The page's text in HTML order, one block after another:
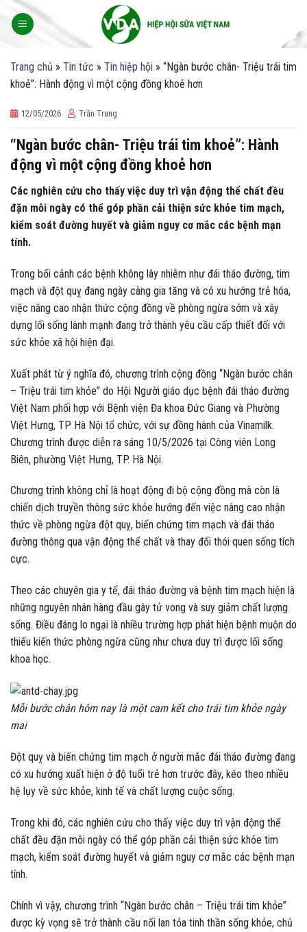
Trang chủ » Tin tức » Tin hiệp hội » “Ngàn bước chân- Triệu trái tim
khoẻ”: Hành động vì một cộng đồng khoẻ hơn
12/05/2026 Trần Trung
“Ngàn bước chân- Triệu trái tim khoẻ”: Hành
động vì một cộng đồng khoẻ hơn
Các nghiên cứu cho thấy việc duy trì vận động thể chất đều
đặn mỗi ngày có thể góp phần cải thiện sức khỏe tim mạch,
kiểm soát đường huyết và giảm nguy cơ mắc các bệnh mạn
tính.
Trong bối cảnh các bệnh không lây nhiễm như đái tháo đường, tim
mạch và đột quỵ đang ngày càng gia tăng và có xu hướng trẻ hóa,
việc nâng cao nhận thức cộng đồng về phòng ngừa sớm và xây
dựng lối sống lành mạnh đang trở thành yêu cầu cấp thiết đối với
sức khỏe xã hội hiện đại.
Xuất phát từ ý nghĩa đó, chương trình cộng đồng “Ngàn bước chân
– Triệu trái tim khỏe” do Hội Người giáo dục bệnh đái tháo đường
Việt Nam phối hợp với Bệnh viện Đa khoa Đức Giang và Phường
Việt Hưng, TP Hà Nội tổ chức, với sự đồng hành của Vinamilk.
Chương trình được diễn ra sáng 10/5/2026 tại Công viên Long
Biên, phường Việt Hưng, TP. Hà Nội.
Chương trình không chỉ là hoạt động đi bộ cộng đồng mà còn là
chiến dịch truyền thông sức khỏe hướng đến việc nâng cao nhận
thức về phòng ngừa đột quỵ, biến chứng tim mạch và đái tháo
đường thông qua vận động thể chất và thay đổi thói quen sống tích
cực.
Theo các chuyên gia y tế, đái tháo đường và bệnh tim mạch hiện là
những nguyên nhân hàng đầu gây tử vong và suy giảm chất lượng
sống. Điều đáng lo ngại là nhiều trường hợp phát hiện bệnh muộn do
thiếu kiến thức phòng ngừa cũng như chưa duy trì được lối sống
khoa học.
Mỗi bước chân hôm nay là một cam kết cho trái tim khỏe ngày
mai
Đột quỵ và biến chứng tim mạch ở người mắc đái tháo đường đang
có xu hướng xuất hiện ở độ tuổi trẻ hơn trước đây, kéo theo nhiều
hệ lụy về sức khỏe, kinh tế và chất lượng cuộc sống.
Trong khi đó, các nghiên cứu cho thấy việc duy trì vận động thể
chất đều đặn mỗi ngày có thể góp phần cải thiện sức khỏe tim
mạch, kiểm soát đường huyết và giảm nguy cơ mắc các bệnh mạn
tính.
Chính vì vậy, chương trình “Ngàn bước chân – Triệu trái tim khỏe”
được kỳ vọng sẽ trở thành cầu nối lan tỏa tinh thần sống khỏe, chủ